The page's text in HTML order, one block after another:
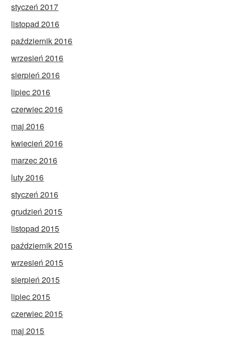
styczeń 2017
listopad 2016
październik 2016
wrzesień 2016
sierpień 2016
lipiec 2016
czerwiec 2016
maj 2016
kwiecień 2016
marzec 2016
luty 2016
styczeń 2016
grudzień 2015
listopad 2015
październik 2015
wrzesień 2015
sierpień 2015
lipiec 2015
czerwiec 2015
maj 2015